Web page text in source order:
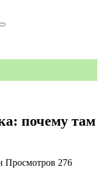
почему там
Просмотров 276